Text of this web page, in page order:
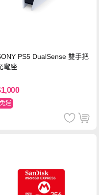
PS5 DualSense 雙手把
電座
免運